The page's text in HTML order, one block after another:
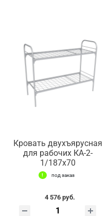
Кровать двухъярусная
для рабочих КА-2-
1/187х70
под заказ
4 576 руб.